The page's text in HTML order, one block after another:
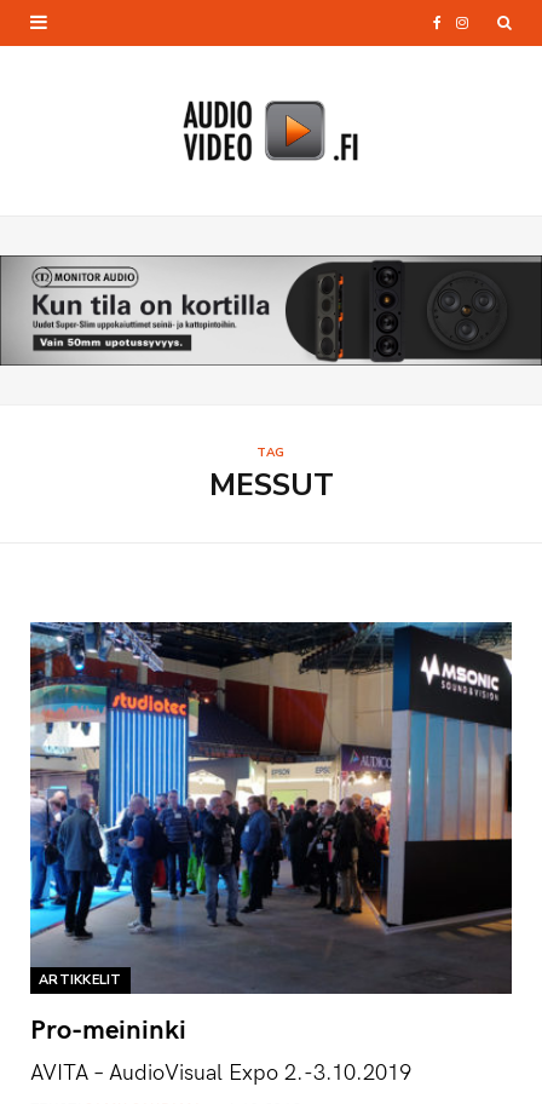
o
k
I
a
TAG
MESSUT
ARTIKKELIT
Pro-meininki
AVITA – AudioVisual Expo 2.-3.10.2019